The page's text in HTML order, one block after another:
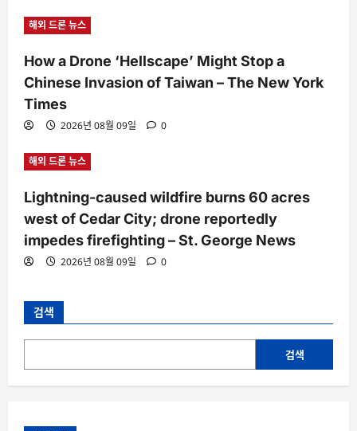
해외 드론 뉴스
How a Drone ‘Hellscape’ Might Stop a
Chinese Invasion of Taiwan – The New York
Times
2026년 08월 09일 0
해외 드론 뉴스
Lightning-caused wildfire burns 60 acres
west of Cedar City; drone reportedly
impedes firefighting – St. George News
2026년 08월 09일 0
검색
검색